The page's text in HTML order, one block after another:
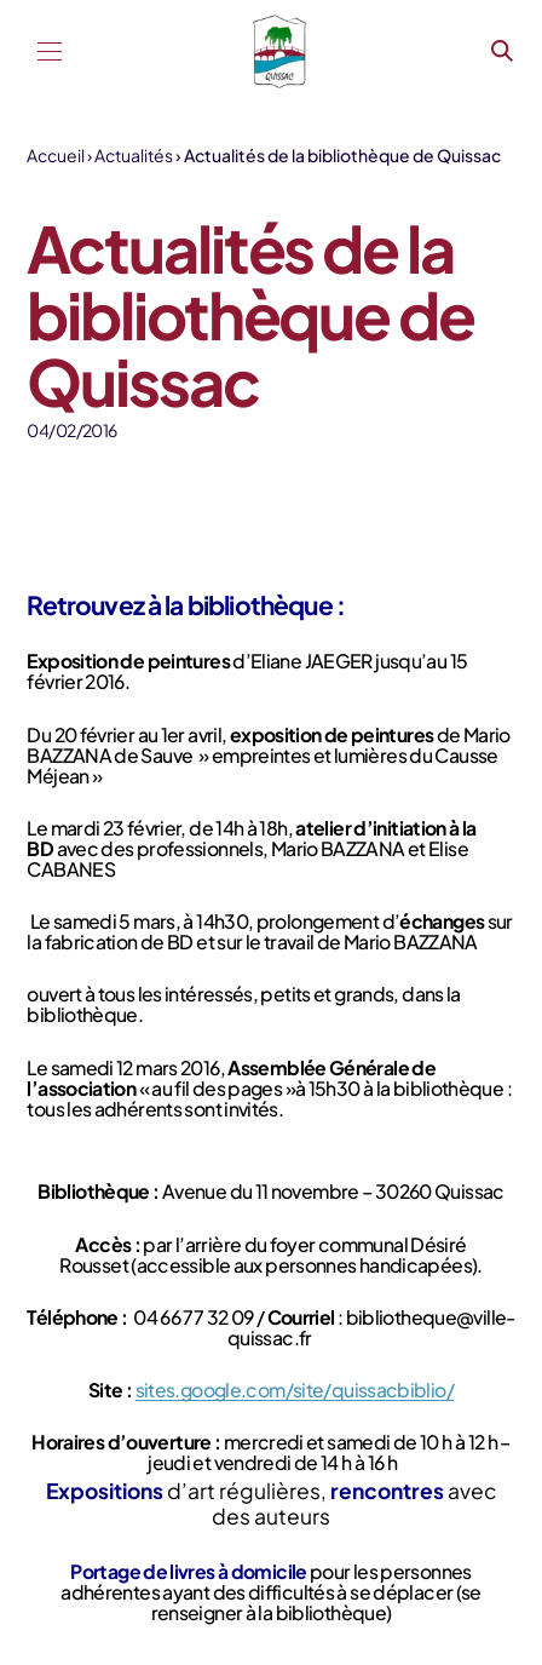
Accueil Actualités Actualités de la bibliothèque de Quissac
Actualités de la
bibliothèque de
Quissac
04/02/2016
Retrouvez à la bibliothèque :
Exposition de peinturesd’Eliane JAEGER jusqu’au 15
février 2016.
Du 20 février au 1er avril, exposition de peinturesde Mario
BAZZANA de Sauve » empreintes et lumières du Causse
Méjean »
Le mardi 23 février, de 14h à 18h,atelier d’initiation à la
BDavec des professionnels, Mario BAZZANA et Elise
CABANES
Le samedi 5 mars, à 14h30, prolongement d’échangessur
la fabrication de BD et sur le travail de Mario BAZZANA
ouvert à tous les intéressés, petits et grands, dans la
bibliothèque.
Le samedi 12 mars 2016, Assemblée Générale de
l’association« au fil des pages »à 15h30 à la bibliothèque :
tous les adhérents sont invités.
Bibliothèque : Avenue du 11 novembre – 30260 Quissac
Accès : par l’arrière du foyer communal Désiré
Rousset (accessible aux personnes handicapées).
Téléphone : 04 66 77 32 09 /Courriel : bibliotheque@ville-
quissac.fr
Site : sites.google.com/site/quissacbiblio/
Horaires d’ouverture : mercredi et samedi de 10 h à 12 h –
jeudi et vendredi de 14 h à 16 h
Expositions d’art régulières, rencontres avec
des auteurs
Portage de livres à domicile pour les personnes
adhérentes ayant des difficultés à se déplacer (se
renseigner à la bibliothèque)